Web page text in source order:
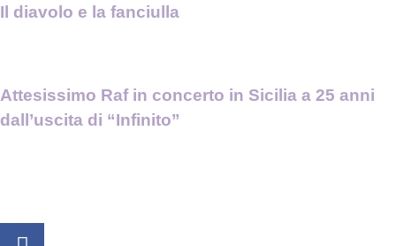
Il diavolo e la fanciulla
Attesissimo Raf in concerto in Sicilia a 25 anni
dall’uscita di “Infinito”